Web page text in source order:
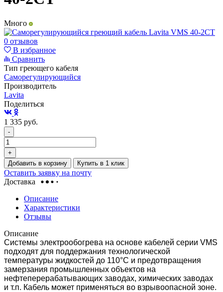
Много
0 отзывов
В избранное
Сравнить
Тип греющего кабеля
Саморегулирующийся
Производитель
Lavita
Поделиться
1 335 руб.
-
+
Добавить в корзину
Купить в 1 клик
Оставить заявку на почту
Доставка
Описание
Характеристики
Отзывы
Описание
Системы электрообогрева на основе кабелей серии VMS
подходят для поддержания технологической
температуры жидкостей до 110°С и предотвращения
замерзания промышленных объектов на
нефтеперерабатывающих заводах, химических заводах
и т.п. Кабель может применяться во взрывоопасной зоне.